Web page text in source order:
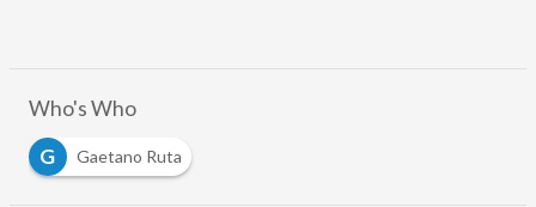
Who's Who
G
Gaetano Ruta